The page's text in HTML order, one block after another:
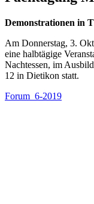
Demonstrationen in
Am Donnerstag, 3.
eine halbtägige
Nachtessen, im
12 in Dietikon statt.
Forum_6-2019